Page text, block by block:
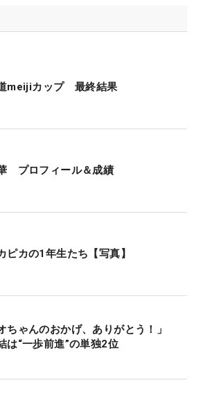
ながらのゴルフだった」と振り
決め切り赤字にまとめた。
身初戦の「Vポイント×ENEOSゴ
ップ10入りはかなわなかった
けど、獲れたのは良かったで
う“臨時ボーナス”に思わず笑み
ときに受験した昨年11月のプロ
た。ファイナルQTでは5位とな
にスコア誤記による失格を喫し
者推薦などで出場したレギュラ
上げ、リランキング33位に浮
レギュラーツアーで転戦してい
meijiカップ 最終結果
プロフィール＆成績
ピカの1年生たち【写真】
オちゃんのおかげ、ありがとう！」
は“一歩前進”の単独2位